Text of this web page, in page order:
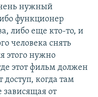
нужный
функционер
либо еще кто-то, и
человека снять
этого нужно
этот фильм должен
доступ, когда там
зависящая от